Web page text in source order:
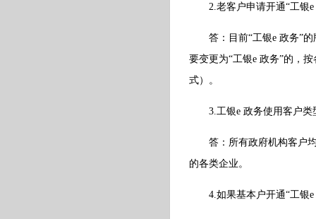
2.老客户申请开通“工银e
答：目前“工银e 政务”的
要变更为“工银e 政务”的，
式）。
3.工银e 政务使用客户类
答：所有政府机构客户均
的各类企业。
4.如果基本户开通“工银e